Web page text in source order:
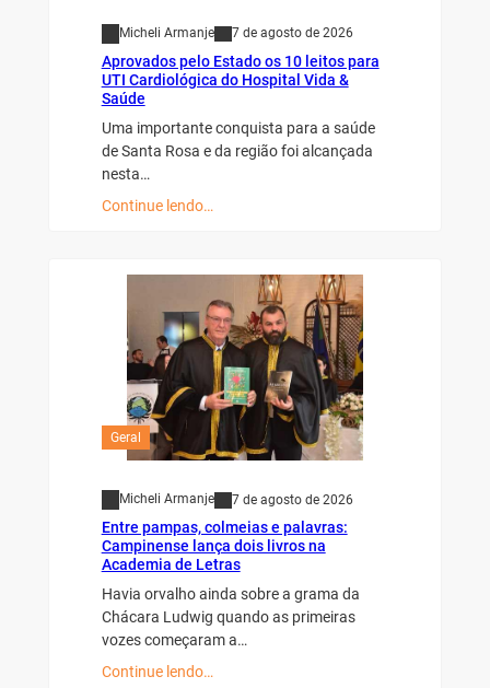
Micheli Armanje 7 de agosto de 2026
Aprovados pelo Estado os 10 leitos para
UTI Cardiológica do Hospital Vida &
Saúde
Uma importante conquista para a saúde
de Santa Rosa e da região foi alcançada
nesta…
Continue lendo…
Geral
Micheli Armanje 7 de agosto de 2026
Entre pampas, colmeias e palavras:
Campinense lança dois livros na
Academia de Letras
Havia orvalho ainda sobre a grama da
Chácara Ludwig quando as primeiras
vozes começaram a…
Continue lendo…